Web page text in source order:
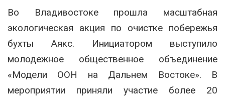
Во Владивостоке прошла масштабная
экологическая акция по очистке побережья
бухты Аякс. Инициатором выступило
молодежное общественное объединение
«Модели ООН на Дальнем Востоке». В
мероприятии приняли участие более 20